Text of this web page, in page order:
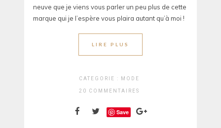
neuve que je viens vous parler un peu plus de cette
marque qui je l’espère vous plaira autant qu’à moi !
LIRE PLUS
CATEGORIE : MODE
20 COMMENTAIRES
Save